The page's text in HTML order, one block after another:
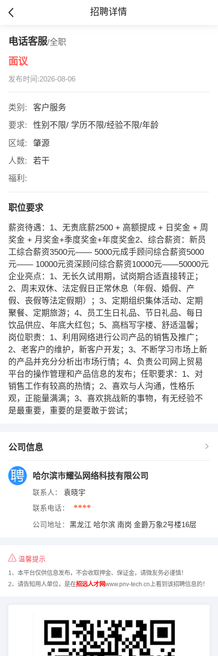
招聘详情
电话客服/全职
面议
发布时间:2026-08-06
类别:
客户服务
要求:
性别不限/ 学历不限/经验不限/年龄
区域:
肇源
人数:
若干
福利:
职位要求
薪资待遇：1、无责底薪2500 + 高额提成 + 日奖金 + 周
奖金 + 月奖金+季度奖金+年度奖金2、综合薪资：新员
工综合薪资3500元—— 5000元成手顾问综合薪资5000
元—— 10000元资深顾问综合薪资10000元——50000元
企业亮点：1、无长久试用期，试岗期合适直接转正；
2、周末双休、法定假日正常休息（年假、婚假、产
假、丧假等法定假期）；3、定期组织集体活动、定期
聚餐、定期旅游；4、员工生日礼品、节日礼品、每日
饮品供应、年底大红包；5、高档写字楼、舒适温馨；
岗位职责：1、利用网络进行公司产品的销售及推广；
2、老客户的维护，新客户开发；3、不断学习市场上新
的产品并充分分析出市场行情；4、负责公司网上贸易
平台的操作管理和产品信息的发布；任职要求：1、对
销售工作有较高的热情；2、喜欢与人沟通，性格乐
观，正能量满满；3、喜欢挑战新的事物，有无经验不
是最重要，重要的是要敢于尝试；
公司信息
哈尔滨市耀弘网络科技有限公司
联系人： 袁晓宇
联系电话： ****
公司地址： 黑龙江 哈尔滨 南岗 金爵万象2号楼16层
温馨提示
1、本平台仅供信息发布，不会收取押金、保证金，请微友务必谨慎！
2、请告知用人单位，是在招远人才网www.pnv-tech.cn上看到该招聘信息的！